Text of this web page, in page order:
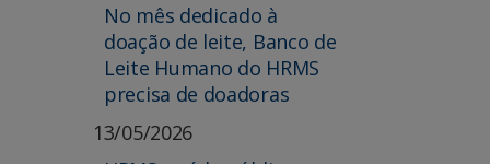
No mês dedicado à
doação de leite, Banco de
Leite Humano do HRMS
precisa de doadoras
13/05/2026